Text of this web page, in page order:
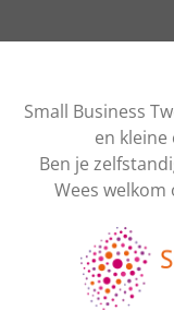
Small Business
en
Ben je
Wees